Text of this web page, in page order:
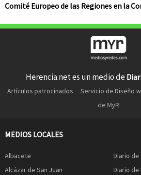
Comité Europeo de las Regiones en la
Herencia.net es un medio de
Artículos patrocinados Servicio de Diseño
de MyR
MEDIOS LOCALES
Albacete
Alcázar de San Juan
Diario de
Diario de